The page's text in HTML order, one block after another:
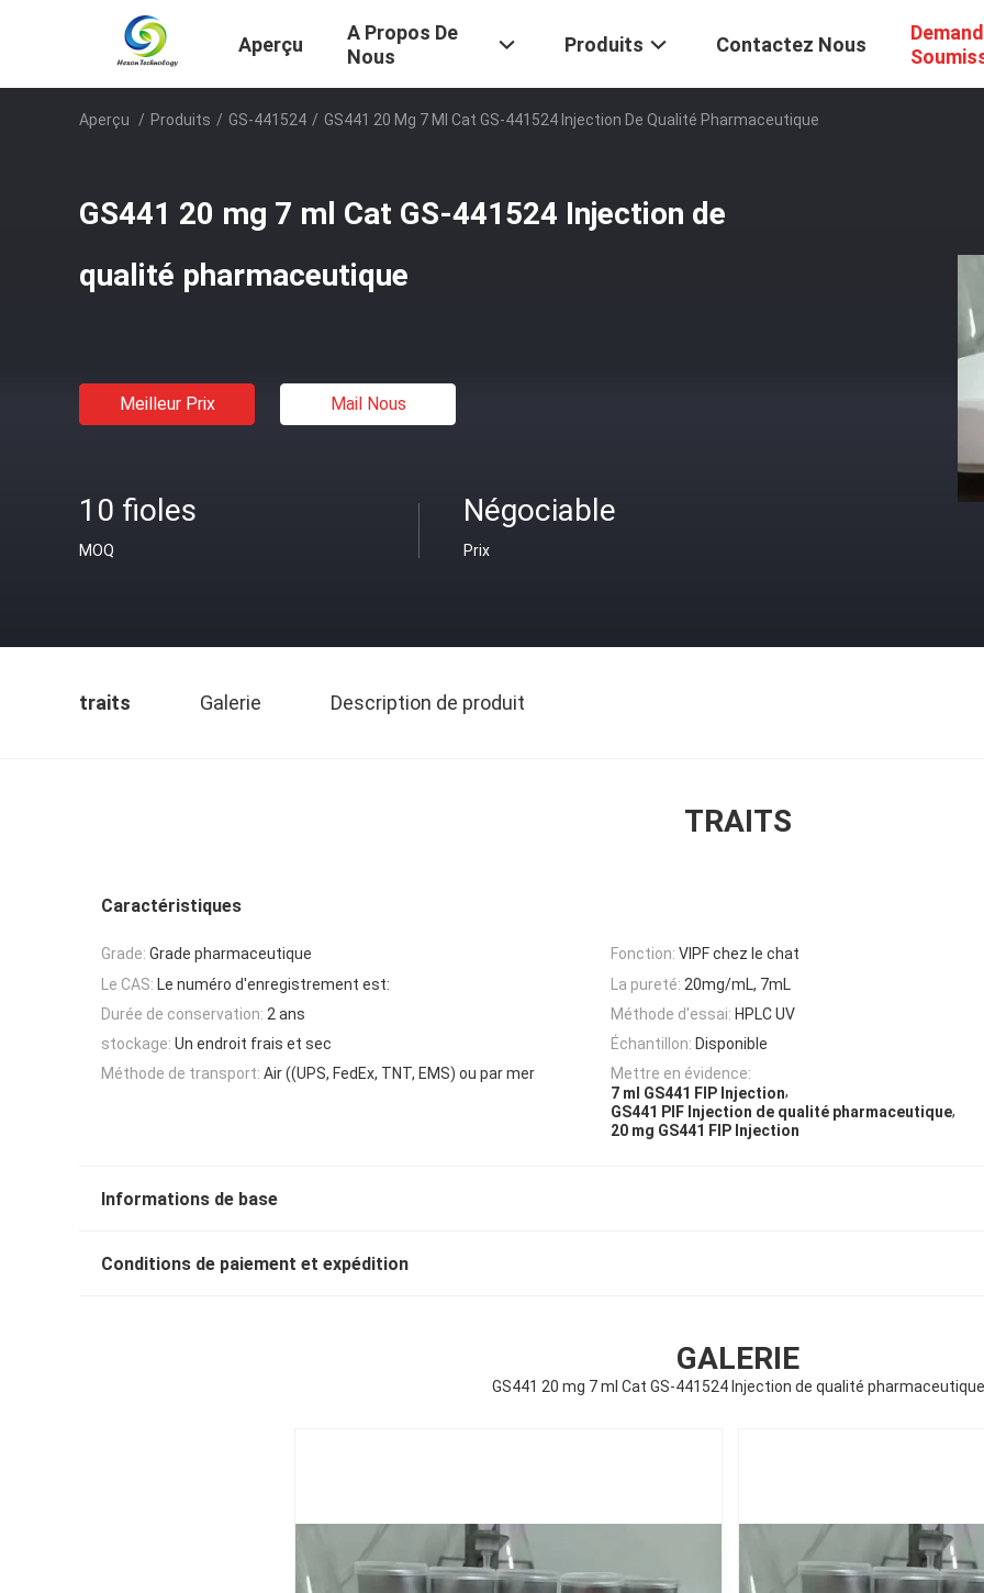
Aperçu
A Propos De
Nous
Produits Contactez Nous
Aperçu / Produits / GS-441524 / GS441 20 Mg 7 Ml Cat GS-441524 Injection De Qualité Pharmaceutique
GS441 20 mg 7 ml Cat GS-441524 Injection de
qualité pharmaceutique
Meilleur Prix Mail Nous
10 fioles
MOQ
Négociable
Prix
traits Galerie Description de produit
TRAITS
Caractéristiques
Grade: Grade pharmaceutique Fonction: VIPF chez le chat
Le CAS: Le numéro d'enregistrement est: La pureté: 20mg/mL, 7mL
Durée de conservation: 2 ans Méthode d'essai: HPLC UV
stockage: Un endroit frais et sec Échantillon: Disponible
Méthode de transport: Air ((UPS, FedEx, TNT, EMS) ou par mer
Mettre en évidence:
7 ml GS441 FIP Injection,
GS441 PIF Injection de qualité pharmaceutique,
20 mg GS441 FIP Injection
Informations de base
Conditions de paiement et expédition
GALERIE
GS441 20 mg 7 ml Cat GS-441524 Injection de qualité pharmaceutique